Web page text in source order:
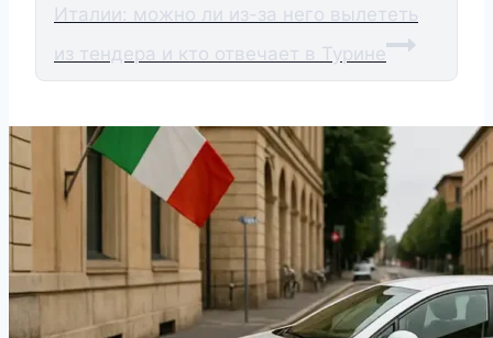
Италии: можно ли из-за него вылететь
из тендера и кто отвечает в Турине